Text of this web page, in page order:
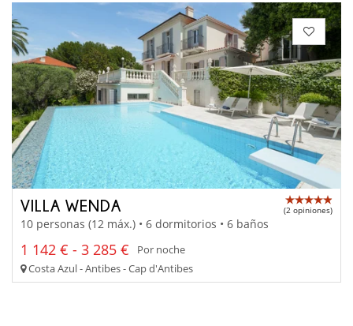
VILLA WENDA (2 opiniones)
10 personas (12 máx.) • 6 dormitorios • 6 baños
1 142 € - 3 285 €
Por noche
Costa Azul - Antibes - Cap d'Antibes